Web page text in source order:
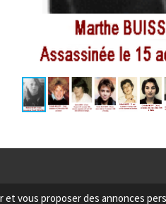
vous proposer des annonces